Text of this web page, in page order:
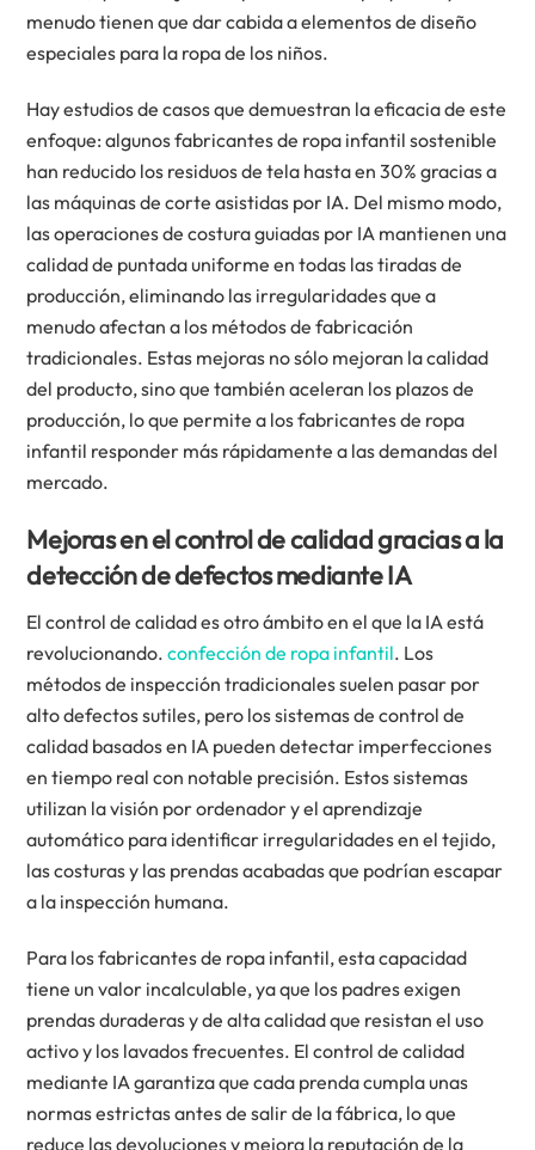
menudo tienen que dar cabida a elementos de diseño
especiales para la ropa de los niños.
Hay estudios de casos que demuestran la eficacia de este
enfoque: algunos fabricantes de ropa infantil sostenible
han reducido los residuos de tela hasta en 30% gracias a
las máquinas de corte asistidas por IA. Del mismo modo,
las operaciones de costura guiadas por IA mantienen una
calidad de puntada uniforme en todas las tiradas de
producción, eliminando las irregularidades que a
menudo afectan a los métodos de fabricación
tradicionales. Estas mejoras no sólo mejoran la calidad
del producto, sino que también aceleran los plazos de
producción, lo que permite a los fabricantes de ropa
infantil responder más rápidamente a las demandas del
mercado.
Mejoras en el control de calidad gracias a la
detección de defectos mediante IA
El control de calidad es otro ámbito en el que la IA está
revolucionando.confección de ropa infantil. Los
métodos de inspección tradicionales suelen pasar por
alto defectos sutiles, pero los sistemas de control de
calidad basados en IA pueden detectar imperfecciones
en tiempo real con notable precisión. Estos sistemas
utilizan la visión por ordenador y el aprendizaje
automático para identificar irregularidades en el tejido,
las costuras y las prendas acabadas que podrían escapar
a la inspección humana.
Para los fabricantes de ropa infantil, esta capacidad
tiene un valor incalculable, ya que los padres exigen
prendas duraderas y de alta calidad que resistan el uso
activo y los lavados frecuentes. El control de calidad
mediante IA garantiza que cada prenda cumpla unas
normas estrictas antes de salir de la fábrica, lo que
reduce las devoluciones y mejora la reputación de la